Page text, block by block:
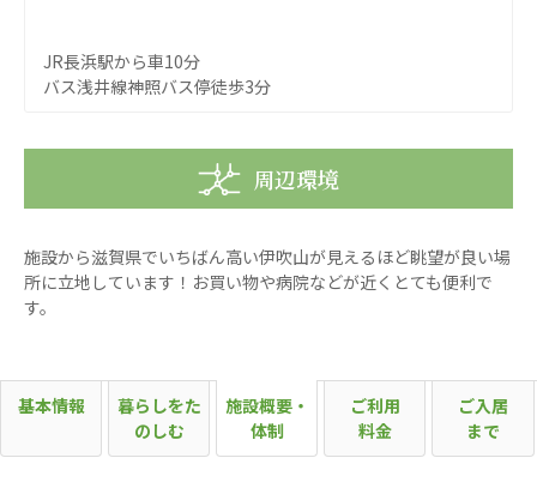
その他
株式会社フラワーコミュニティ放送
株式会社日本医科学研究所
特定非営利活動法人共生フォーラム
特定非営利活動法人日本医療福祉機構
JR長浜駅から車10分
バス浅井線神照バス停徒歩3分
周辺環境
施設から滋賀県でいちばん高い伊吹山が見えるほど眺望が良い場
所に立地しています！お買い物や病院などが近くとても便利で
す。
基本情報
暮らしをた
のしむ
施設概要・
体制
ご利用
料金
ご入居
まで